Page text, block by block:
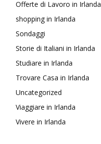
Offerte di Lavoro in Irlanda
shopping in Irlanda
Sondaggi
Storie di Italiani in Irlanda
Studiare in Irlanda
Trovare Casa in Irlanda
Uncategorized
Viaggiare in Irlanda
Vivere in Irlanda